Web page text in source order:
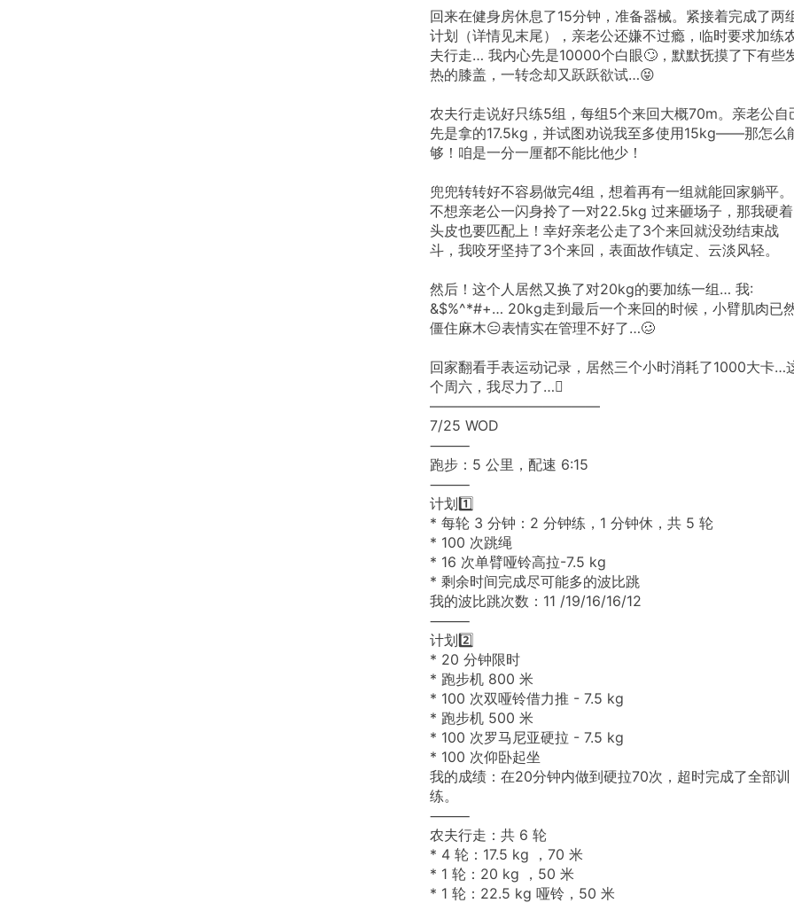
回来在健身房休息了15分钟，准备器械。紧接着完成了两
计划（详情见末尾），亲老公还嫌不过瘾，临时要求加练
夫行走… 我内心先是10000个白眼🙄，默默抚摸了下有些
热的膝盖，一转念却又跃跃欲试…😝
农夫行走说好只练5组，每组5个来回大概70m。亲老公自
先是拿的17.5kg，并试图劝说我至多使用15kg——那怎么
够！咱是一分一厘都不能比他少！
兜兜转转好不容易做完4组，想着再有一组就能回家躺平。
不想亲老公一闪身拎了一对22.5kg 过来砸场子，那我硬着
头皮也要匹配上！幸好亲老公走了3个来回就没劲结束战
斗，我咬牙坚持了3个来回，表面故作镇定、云淡风轻。
然后！这个人居然又换了对20kg的要加练一组… 我:
&$%^*#+… 20kg走到最后一个来回的时候，小臂肌肉已
僵住麻木😑表情实在管理不好了…🥴
回家翻看手表运动记录，居然三个小时消耗了1000大卡…
个周六，我尽力了…🫪
————————————
7/25 WOD
⸻
跑步：5 公里，配速 6:15
⸻
计划1️⃣
* 每轮 3 分钟：2 分钟练，1 分钟休，共 5 轮
* 100 次跳绳
* 16 次单臂哑铃高拉-7.5 kg
* 剩余时间完成尽可能多的波比跳
我的波比跳次数：11 /19/16/16/12
⸻
计划2️⃣
* 20 分钟限时
* 跑步机 800 米
* 100 次双哑铃借力推 - 7.5 kg
* 跑步机 500 米
* 100 次罗马尼亚硬拉 - 7.5 kg
* 100 次仰卧起坐
我的成绩：在20分钟内做到硬拉70次，超时完成了全部训
练。
⸻
农夫行走：共 6 轮
* 4 轮：17.5 kg ，70 米
* 1 轮：20 kg ，50 米
* 1 轮：22.5 kg 哑铃，50 米